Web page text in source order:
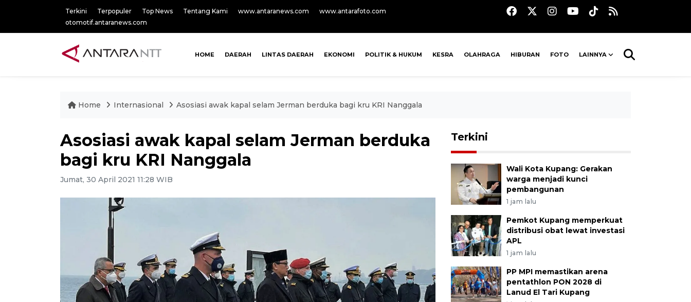
Terkini Terpopuler Top News Tentang Kami www.antaranews.com
www.antarafoto.com
otomotif.antaranews.com
HOME DAERAH LINTAS DAERAH EKONOMI POLITIK & HUKUM KESRA OLAHRAGA HIBURAN FOTO LAINNYA
Home Internasional Asosiasi awak kapal selam Jerman berduka bagi kru KRI Nanggala
Asosiasi awak kapal selam Jerman berduka
bagi kru KRI Nanggala
Jumat, 30 April 2021 11:28 WIB
Terkini
Wali Kota Kupang: Gerakan
warga menjadi kunci
pembangunan
1 jam lalu
Pemkot Kupang memperkuat
distribusi obat lewat investasi
APL
1 jam lalu
PP MPI memastikan arena
pentathlon PON 2028 di
Lanud El Tari Kupang